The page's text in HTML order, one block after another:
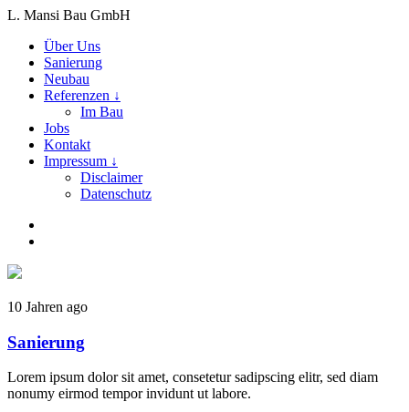
L. Mansi Bau GmbH
Über Uns
Sanierung
Neubau
Referenzen ↓
Im Bau
Jobs
Kontakt
Impressum ↓
Disclaimer
Datenschutz
10 Jahren ago
Sanierung
Lorem ipsum dolor sit amet, consetetur sadipscing elitr, sed diam
nonumy eirmod tempor invidunt ut labore.